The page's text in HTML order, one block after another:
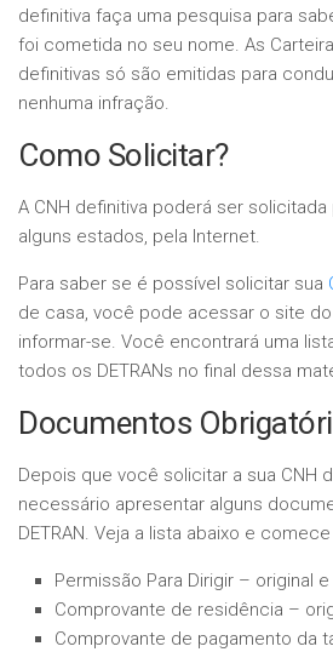
definitiva faça uma pesquisa para
foi cometida no seu nome. As
definitivas só são emitidas para
nenhuma infração.
Como Solicitar?
A CNH definitiva poderá ser
alguns estados, pela Internet.
Para saber se é possível solicitar sua
de casa, você pode acessar o site do
informar-se. Você encontrará uma
todos os DETRANs no final dessa
Documentos
Depois que você solicitar a sua CNH
necessário apresentar alguns
DETRAN. Veja a lista abaixo e
Permissão Para Dirigir – original
Comprovante de residência –
Comprovante de pagamento da